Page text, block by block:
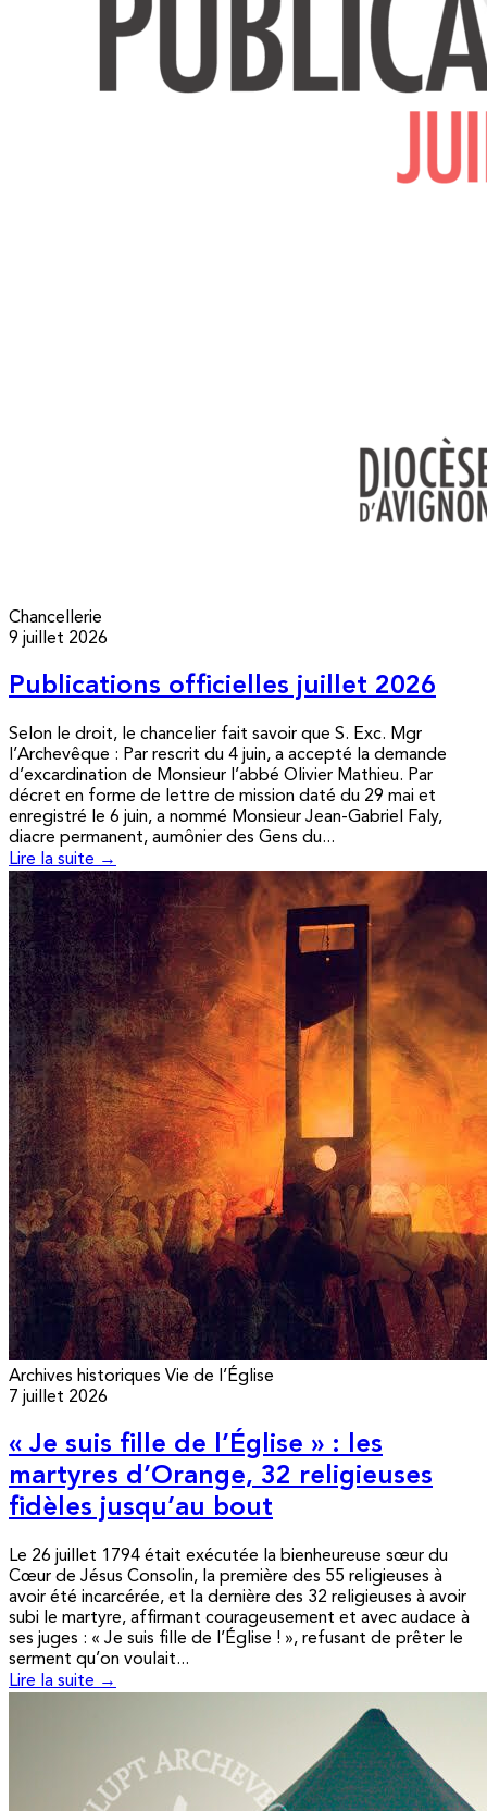
Chancellerie
9 juillet 2026
Publications officielles juillet 2026
Selon le droit, le chancelier fait savoir que S. Exc. Mgr
l’Archevêque : Par rescrit du 4 juin, a accepté la demande
d’excardination de Monsieur l’abbé Olivier Mathieu. Par
décret en forme de lettre de mission daté du 29 mai et
enregistré le 6 juin, a nommé Monsieur Jean-Gabriel Faly,
diacre permanent, aumônier des Gens du...
Lire la suite →
Archives historiques Vie de l’Église
7 juillet 2026
« Je suis fille de l’Église » : les
martyres d’Orange, 32 religieuses
fidèles jusqu’au bout
Le 26 juillet 1794 était exécutée la bienheureuse sœur du
Cœur de Jésus Consolin, la première des 55 religieuses à
avoir été incarcérée, et la dernière des 32 religieuses à avoir
subi le martyre, affirmant courageusement et avec audace à
ses juges : « Je suis fille de l’Église ! », refusant de prêter le
serment qu’on voulait...
Lire la suite →